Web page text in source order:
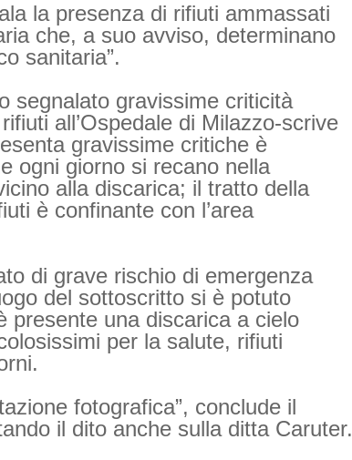
la presenza di rifiuti ammassati
che, a suo avviso, determinano
sanitaria”.
segnalato gravissime criticità
all’Ospedale di Milazzo-scrive
gravissime critiche è
ogni giorno si recano nella
alla discarica; il tratto della
è confinante con l’area
di grave rischio di emergenza
del sottoscritto si è potuto
presente una discarica a cielo
per la salute, rifiuti
fotografica”, conclude il
il dito anche sulla ditta Caruter.